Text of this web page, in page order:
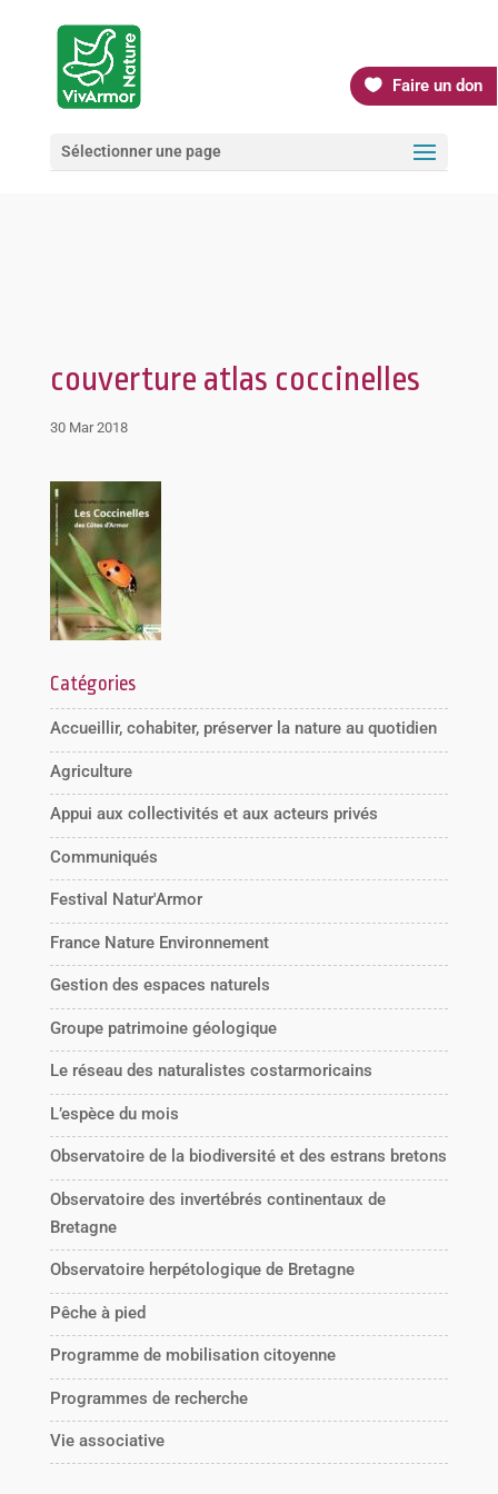
Faire un don
Sélectionner une page
couverture atlas coccinelles
30 Mar 2018
Catégories
Accueillir, cohabiter, préserver la nature au quotidien
Agriculture
Appui aux collectivités et aux acteurs privés
Communiqués
Festival Natur'Armor
France Nature Environnement
Gestion des espaces naturels
Groupe patrimoine géologique
Le réseau des naturalistes costarmoricains
L’espèce du mois
Observatoire de la biodiversité et des estrans bretons
Observatoire des invertébrés continentaux de
Bretagne
Observatoire herpétologique de Bretagne
Pêche à pied
Programme de mobilisation citoyenne
Programmes de recherche
Vie associative